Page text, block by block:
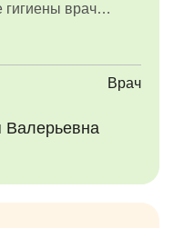
гигиены врач
налета,
Врач